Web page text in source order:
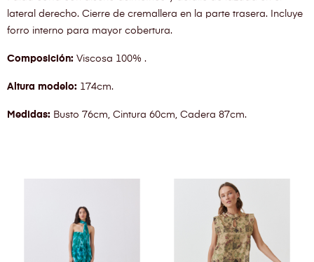
lateral derecho. Cierre de cremallera en la parte trasera. Incluye
forro interno para mayor cobertura.
Composición: Viscosa 100% .
Altura modelo: 174cm.
Medidas: Busto 76cm, Cintura 60cm, Cadera 87cm.